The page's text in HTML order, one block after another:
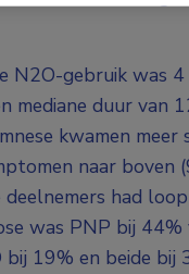
N2O-gebruik was
mediane duur van
kwamen meer
naar boven
had
was PNP bij 44%
bij 19% en beide bij